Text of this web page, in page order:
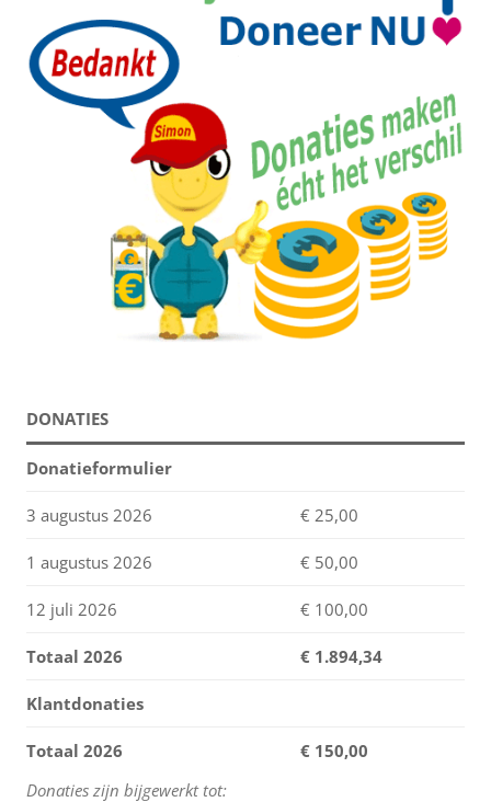
DONATIES
Donatieformulier
3 augustus 2026 € 25,00
1 augustus 2026 € 50,00
12 juli 2026 € 100,00
Totaal 2026 € 1.894,34
Klantdonaties
Totaal 2026
€ 150,00
Donaties zijn bijgewerkt tot: